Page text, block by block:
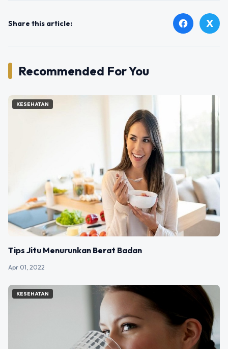
Share this article: facebook X
Recommended For You
KESEHATAN
Tips Jitu Menurunkan Berat Badan
Apr 01, 2022
KESEHATAN